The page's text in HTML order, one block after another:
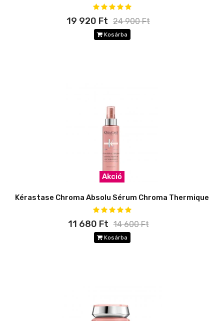
19 920 Ft 24 900 Ft
Kosárba
Akció
Kérastase Chroma Absolu Sérum Chroma Thermique
11 680 Ft 14 600 Ft
Kosárba